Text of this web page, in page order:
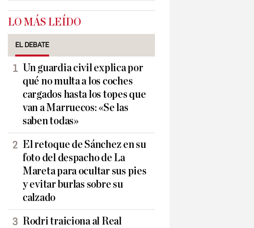
LO MÁS LEÍDO
EL DEBATE
Un guardia civil explica por
qué no multa a los coches
cargados hasta los topes que
van a Marruecos: «Se las
saben todas»
El retoque de Sánchez en su
foto del despacho de La
Mareta para ocultar sus pies
y evitar burlas sobre su
calzado
Rodri traiciona al Real